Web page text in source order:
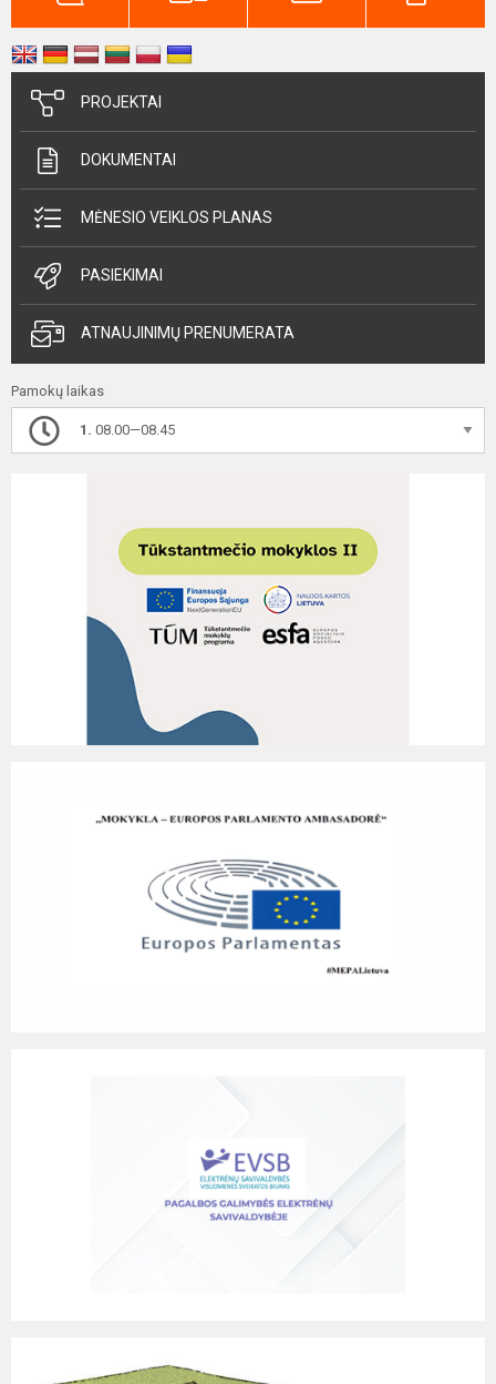
PROJEKTAI
DOKUMENTAI
MĖNESIO VEIKLOS PLANAS
PASIEKIMAI
ATNAUJINIMŲ PRENUMERATA
Pamokų laikas
1. 08.00—08.45